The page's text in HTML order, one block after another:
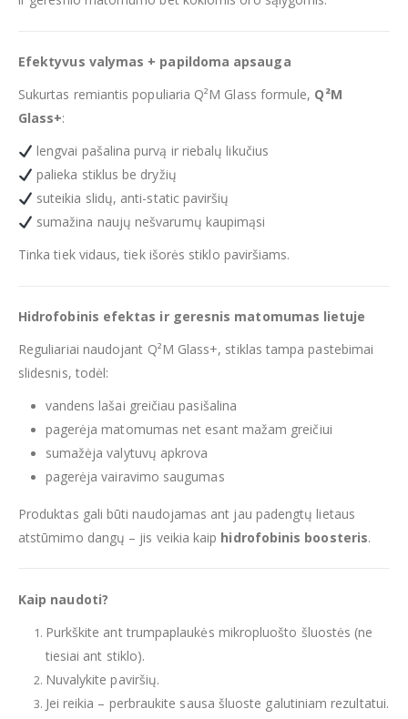
Efektyvus valymas + papildoma apsauga
Sukurtas remiantis populiaria Q²M Glass formule, Q²M
Glass+:
lengvai pašalina purvą ir riebalų likučius
palieka stiklus be dryžių
suteikia slidų, anti-static paviršių
sumažina naujų nešvarumų kaupimąsi
Tinka tiek vidaus, tiek išorės stiklo paviršiams.
Hidrofobinis efektas ir geresnis matomumas lietuje
Reguliariai naudojant Q²M Glass+, stiklas tampa pastebimai
slidesnis, todėl:
vandens lašai greičiau pasišalina
pagerėja matomumas net esant mažam greičiui
sumažėja valytuvų apkrova
pagerėja vairavimo saugumas
Produktas gali būti naudojamas ant jau padengtų lietaus
atstūmimo dangų – jis veikia kaip hidrofobinis boosteris.
Kaip naudoti?
Purkškite ant trumpaplaukės mikropluošto šluostės (ne
tiesiai ant stiklo).
Nuvalykite paviršių.
Jei reikia – perbraukite sausa šluoste galutiniam rezultatui.